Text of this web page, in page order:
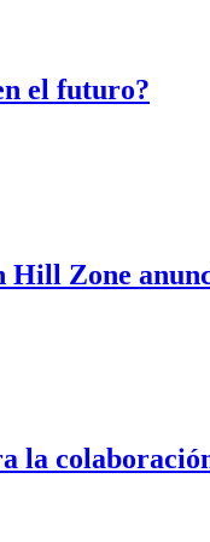
el futuro?
Hill Zone
la